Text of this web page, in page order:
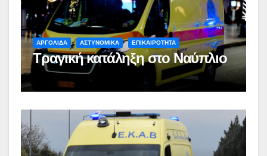
ΑΡΓΟΛΙΔΑ ΑΣΤΥΝΟΜΙΚΑ ΕΠΙΚΑΙΡΟΤΗΤΑ
Τραγική κατάληξη στο Ναύπλιο